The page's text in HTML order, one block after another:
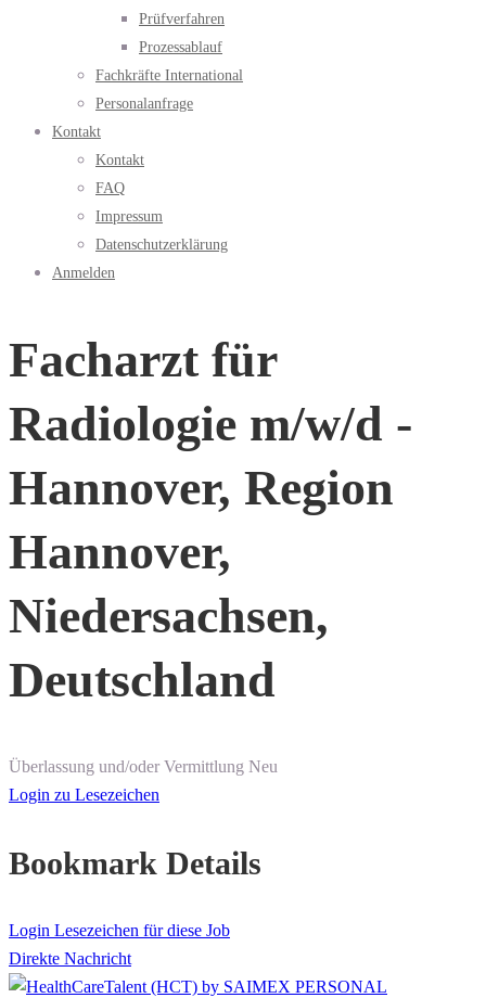
Prüfverfahren
Prozessablauf
Fachkräfte International
Personalanfrage
Kontakt
Kontakt
FAQ
Impressum
Datenschutzerklärung
Anmelden
Facharzt für
Radiologie m/w/d -
Hannover, Region
Hannover,
Niedersachsen,
Deutschland
Überlassung und/oder Vermittlung Neu
Login zu Lesezeichen
Bookmark Details
Login Lesezeichen für diese Job
Direkte Nachricht